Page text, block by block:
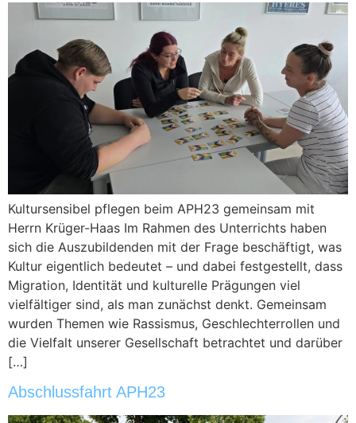
Kultursensibel pflegen beim APH23 gemeinsam mit
Herrn Krüger-Haas Im Rahmen des Unterrichts haben
sich die Auszubildenden mit der Frage beschäftigt, was
Kultur eigentlich bedeutet – und dabei festgestellt, dass
Migration, Identität und kulturelle Prägungen viel
vielfältiger sind, als man zunächst denkt. Gemeinsam
wurden Themen wie Rassismus, Geschlechterrollen und
die Vielfalt unserer Gesellschaft betrachtet und darüber
[…]
Abschlussfahrt APH23